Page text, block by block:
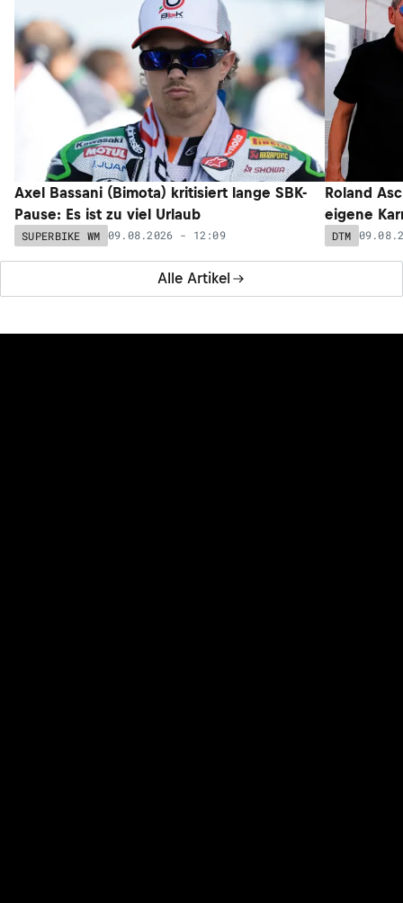
Alle Artikel
Axel Bassani (Bimota) kritisiert lange SBK-
Pause: Es ist zu viel Urlaub
SUPERBIKE WM 09.08.2026 - 12:09
Roland
eigene
DTM